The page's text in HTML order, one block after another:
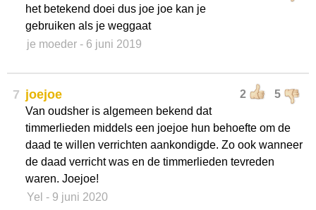
het betekend doei dus joe joe kan je
gebruiken als je weggaat
je moeder - 6 juni 2019
7 2 5
joejoe
Van oudsher is algemeen bekend dat
timmerlieden middels een joejoe hun behoefte om de
daad te willen verrichten aankondigde. Zo ook wanneer
de daad verricht was en de timmerlieden tevreden
waren. Joejoe!
Yel - 9 juni 2020